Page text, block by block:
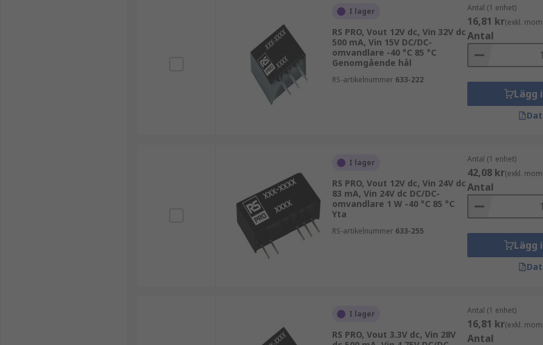
I lager
RS PRO, Vout 12V dc, Vin 32V dc
500 mA, Vin 15V DC/DC-
omvandlare -40 °C 85 °C
Genomgående hål
RS-artikelnummer 633-222
Antal (1 enhet)
16,81 kr(exkl.
Antal
Lägg
I lager
RS PRO, Vout 12V dc, Vin 24V dc
83 mA, Vin 24V dc DC/DC-
omvandlare 1 W -40 °C 85 °C
Yta
RS-artikelnummer 633-255
Antal (1 enhet)
42,08 kr(exkl.
Antal
Lägg
I lager
RS PRO, Vout 3.3V dc, Vin 28V
Antal (1 enhet)
16,81 kr(exkl.
Antal